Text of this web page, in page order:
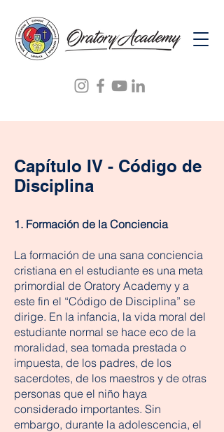
Capítulo IV - Código de
Disciplina
1. Formación de la Conciencia
La formación de una sana conciencia
cristiana en el estudiante es una meta
primordial de Oratory Academy y a
este fin el “Código de Disciplina” se
dirige. En la infancia, la vida moral del
estudiante normal se hace eco de la
moralidad, sea tomada prestada o
impuesta, de los padres, de los
sacerdotes, de los maestros y de otras
personas que el niño haya
considerado importantes. Sin
embargo, durante la adolescencia, el